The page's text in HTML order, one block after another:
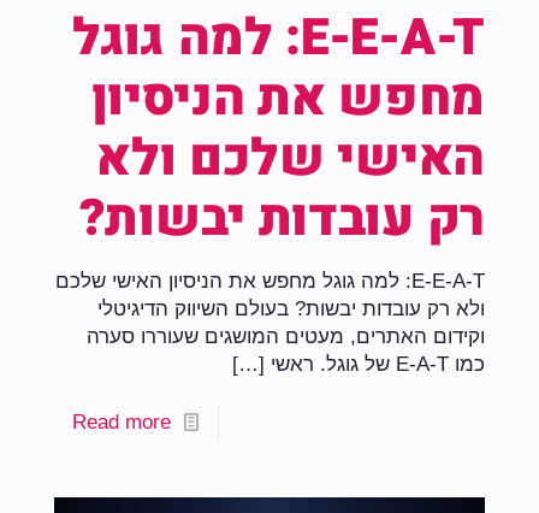
E-E-A-T: למה גוגל
מחפש את הניסיון
האישי שלכם ולא
רק עובדות יבשות?
E-E-A-T: למה גוגל מחפש את הניסיון האישי שלכם
ולא רק עובדות יבשות? בעולם השיווק הדיגיטלי
וקידום האתרים, מעטים המושגים שעוררו סערה
כמו E-A-T של גוגל. ראשי
[…]
Read more